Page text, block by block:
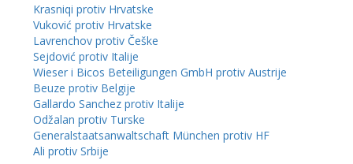
Krasniqi protiv Hrvatske
Vuković protiv Hrvatske
Lavrenchov protiv Češke
Sejdović protiv Italije
Wieser i Bicos Beteiligungen GmbH protiv Austrije
Beuze protiv Belgije
Gallardo Sanchez protiv Italije
Odžalan protiv Turske
Generalstaatsanwaltschaft München protiv HF
Ali protiv Srbije